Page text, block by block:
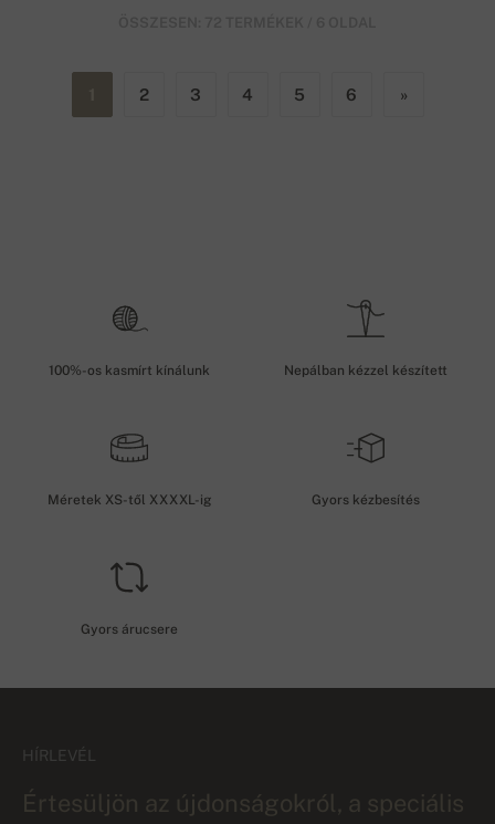
2 3 4 5 6 »
100%-os kasmírt kínálunk Nepálban kézzel készített
Méretek XS-től XXXXL-ig Gyors kézbesítés
Gyors árucsere
HÍRLEVÉL
Értesüljön az újdonságokról, a speciális